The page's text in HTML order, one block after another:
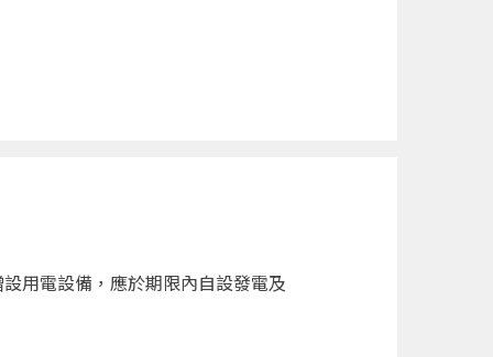
用電設備，應於期限內自設發電及